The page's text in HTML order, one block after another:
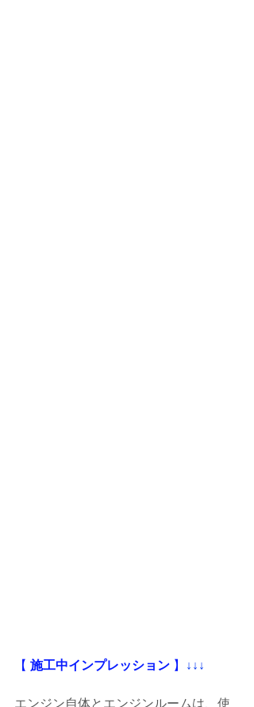
【 施工中インプレッション 】 ↓↓↓
エンジン自体とエンジンルームは、使